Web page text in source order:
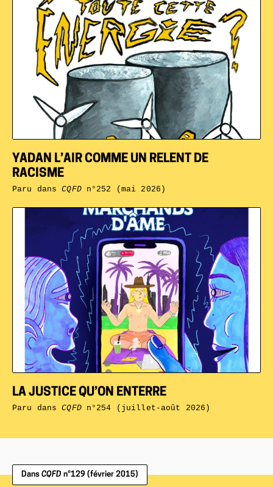
LA JUSTICE QU’ON ENTERRE
Paru dansCQFDn°254 (juillet-août 2026)
YADAN L’AIR COMME UN RELENT DE
RACISME
Paru dansCQFDn°252 (mai 2026)
Dans CQFD n°129 (février 2015)